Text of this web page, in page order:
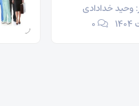
خدادادی
0